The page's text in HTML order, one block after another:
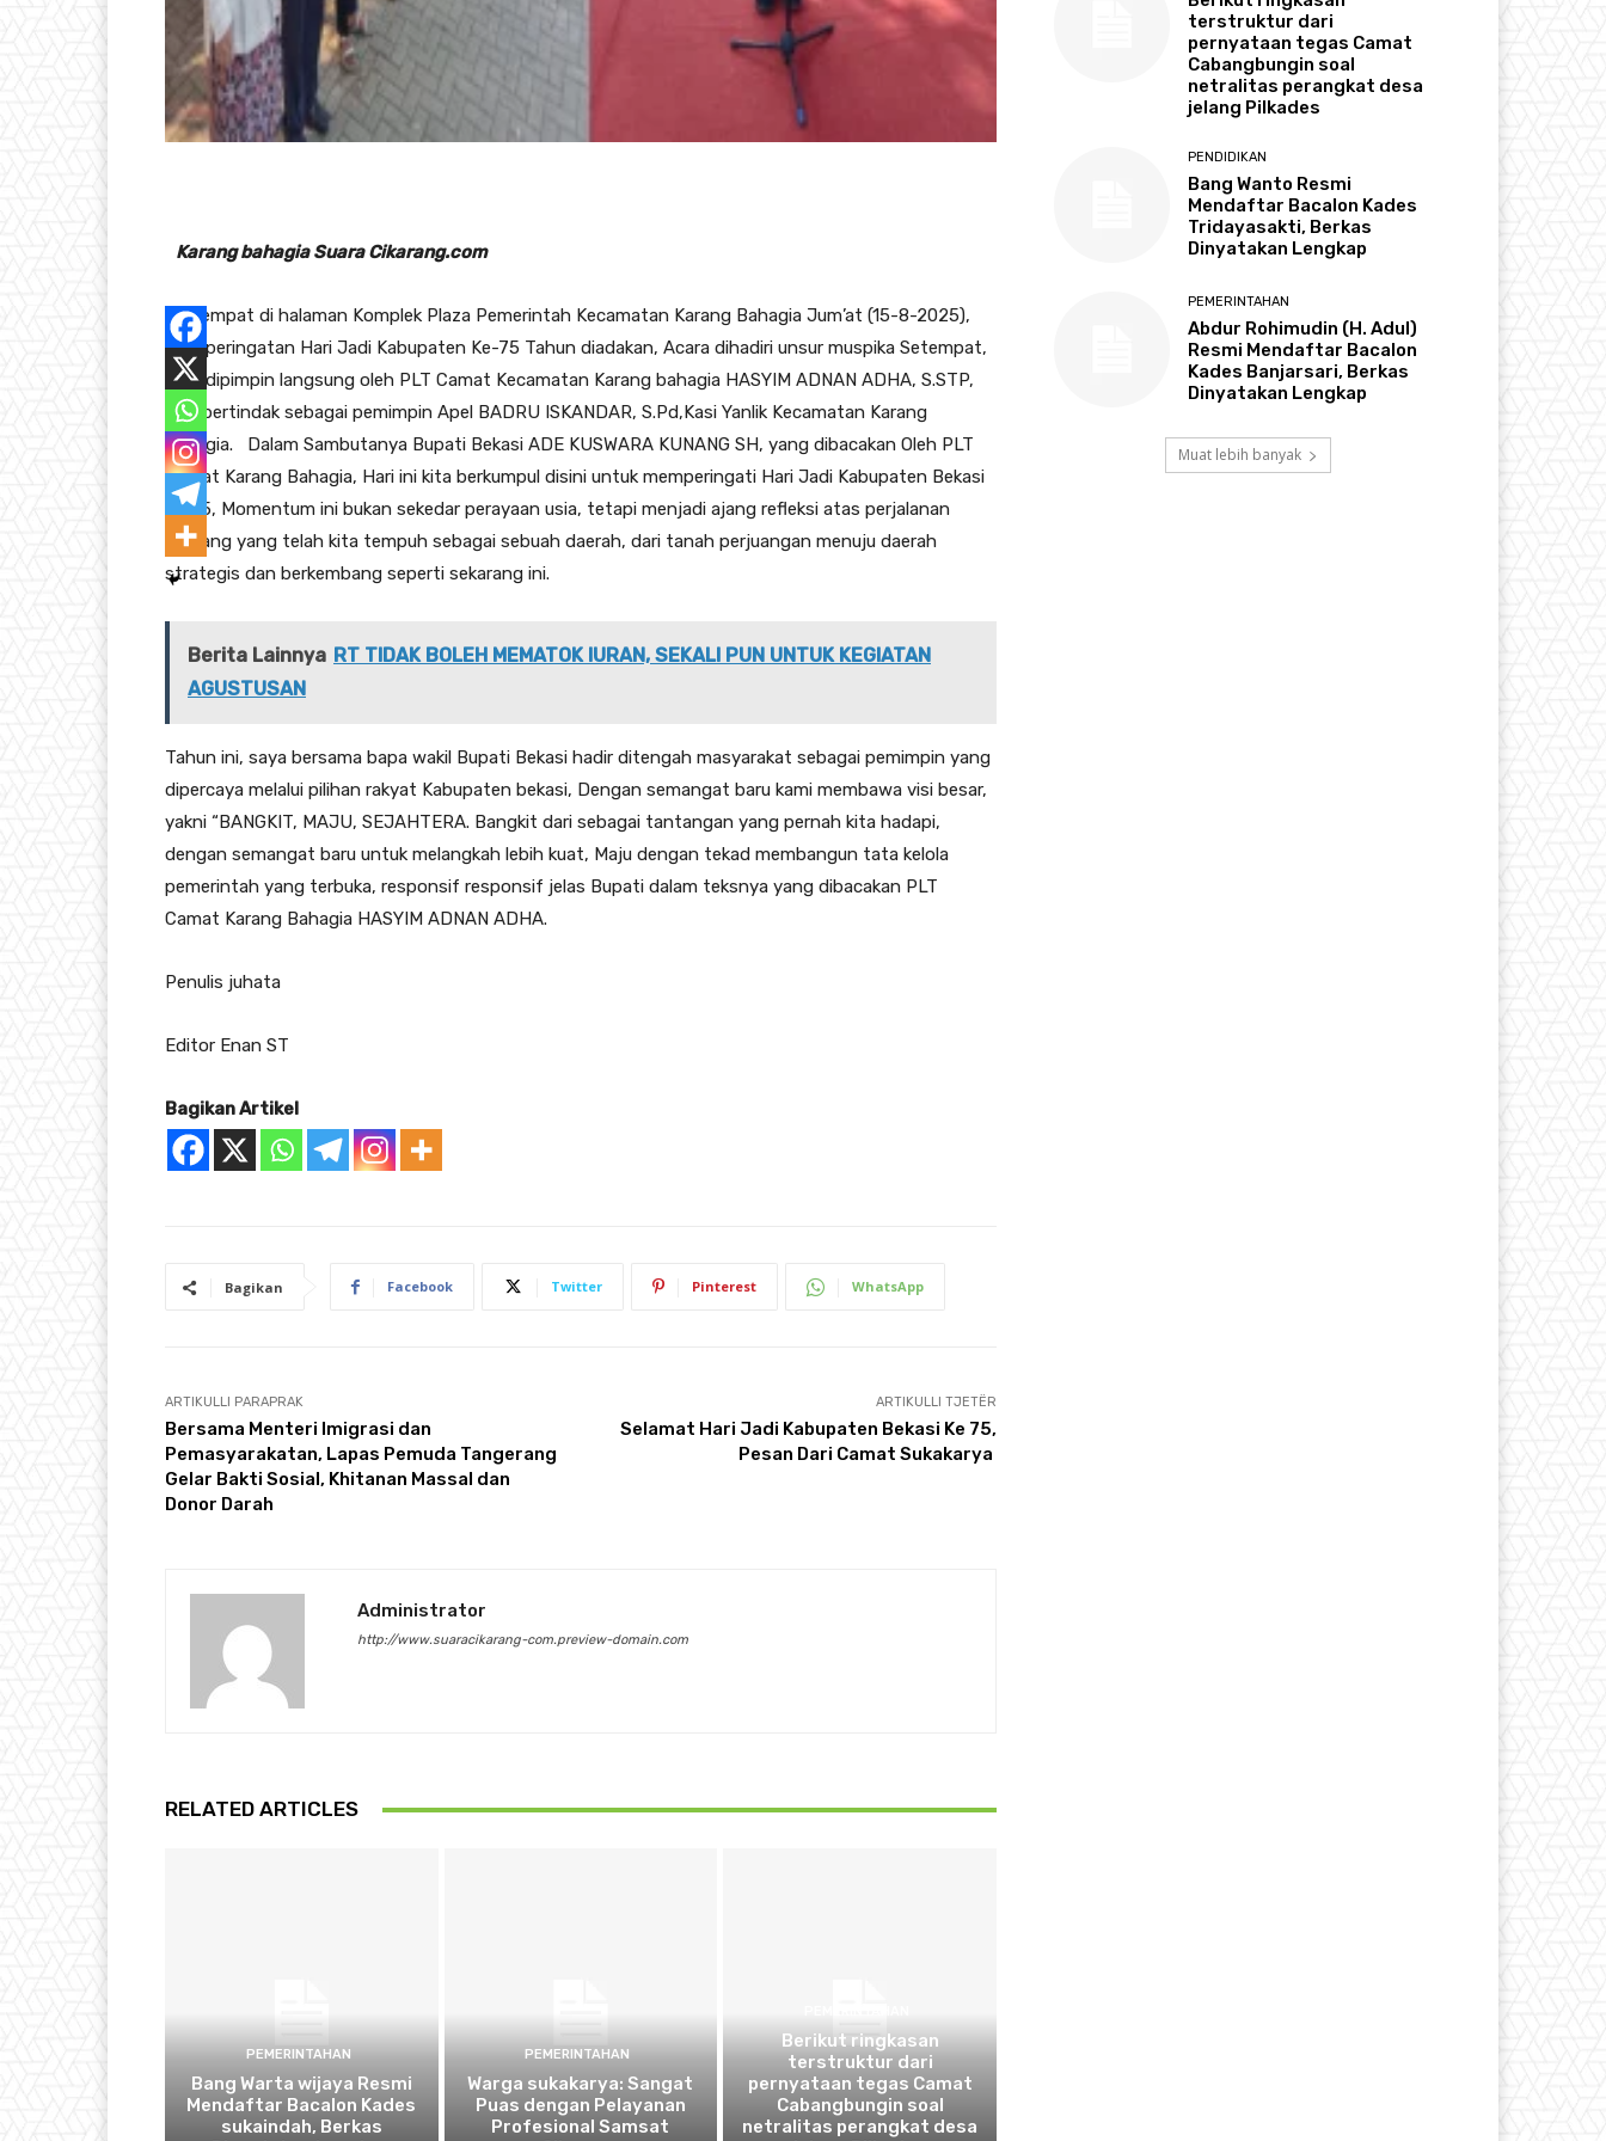
Karang bahagia Suara Cikarang.com
Bertempat di halaman Komplek Plaza Pemerintah Kecamatan Karang Bahagia Jum’at (15-8-2025),
Apel peringatan Hari Jadi Kabupaten Ke-75 Tahun diadakan, Acara dihadiri unsur muspika Setempat,
Apel dipimpin langsung oleh PLT Camat Kecamatan Karang bahagia HASYIM ADNAN ADHA, S.STP,
M.Si bertindak sebagai pemimpin Apel BADRU ISKANDAR, S.Pd,Kasi Yanlik Kecamatan Karang
bahagia. Dalam Sambutanya Bupati Bekasi ADE KUSWARA KUNANG SH, yang dibacakan Oleh PLT
Camat Karang Bahagia, Hari ini kita berkumpul disini untuk memperingati Hari Jadi Kabupaten Bekasi
Ke 75, Momentum ini bukan sekedar perayaan usia, tetapi menjadi ajang refleksi atas perjalanan
panjang yang telah kita tempuh sebagai sebuah daerah, dari tanah perjuangan menuju daerah
strategis dan berkembang seperti sekarang ini.
Berita Lainnya RT TIDAK BOLEH MEMATOK IURAN, SEKALI PUN UNTUK KEGIATAN
AGUSTUSAN
Tahun ini, saya bersama bapa wakil Bupati Bekasi hadir ditengah masyarakat sebagai pemimpin yang
dipercaya melalui pilihan rakyat Kabupaten bekasi, Dengan semangat baru kami membawa visi besar,
yakni “BANGKIT, MAJU, SEJAHTERA. Bangkit dari sebagai tantangan yang pernah kita hadapi,
dengan semangat baru untuk melangkah lebih kuat, Maju dengan tekad membangun tata kelola
pemerintah yang terbuka, responsif responsif jelas Bupati dalam teksnya yang dibacakan PLT
Camat Karang Bahagia HASYIM ADNAN ADHA.
Penulis juhata
Editor Enan ST
Bagikan Artikel
Bagikan Facebook Twitter Pinterest WhatsApp
ARTIKULLI PARAPRAK
Bersama Menteri Imigrasi dan
Pemasyarakatan, Lapas Pemuda Tangerang
Gelar Bakti Sosial, Khitanan Massal dan
Donor Darah
ARTIKULLI TJETËR
Selamat Hari Jadi Kabupaten Bekasi Ke 75,
Pesan Dari Camat Sukakarya
Administrator
http://www.suaracikarang-com.preview-domain.com
RELATED ARTICLES
PEMERINTAHAN
Bang Warta wijaya Resmi
Mendaftar Bacalon Kades
sukaindah, Berkas
PEMERINTAHAN
Warga sukakarya: Sangat
Puas dengan Pelayanan
Profesional Samsat
Berikut ringkasan
terstruktur dari
pernyataan tegas Camat
Cabangbungin soal
netralitas perangkat desa
terstruktur dari
pernyataan tegas Camat
Cabangbungin soal
netralitas perangkat desa
jelang Pilkades
PENDIDIKAN
Bang Wanto Resmi
Mendaftar Bacalon Kades
Tridayasakti, Berkas
Dinyatakan Lengkap
PEMERINTAHAN
Abdur Rohimudin (H. Adul)
Resmi Mendaftar Bacalon
Kades Banjarsari, Berkas
Dinyatakan Lengkap
Muat lebih banyak